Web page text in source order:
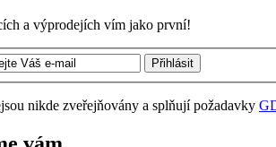
a výprodejích vím jako první!
nikde zveřejňovány a splňují požadavky